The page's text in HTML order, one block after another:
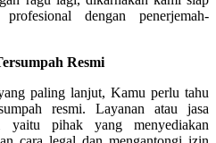
dengan penerjemah-
Resmi
paling lanjut, Kamu perlu tahu
resmi. Layanan atau jasa
yaitu pihak yang menyediakan